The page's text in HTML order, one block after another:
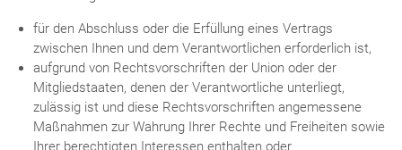
für den Abschluss oder die Erfüllung eines Vertrags
zwischen Ihnen und dem Verantwortlichen erforderlich ist,
aufgrund von Rechtsvorschriften der Union oder der
Mitgliedstaaten, denen der Verantwortliche unterliegt,
zulässig ist und diese Rechtsvorschriften angemessene
Maßnahmen zur Wahrung Ihrer Rechte und Freiheiten sowie
Ihrer berechtigten Interessen enthalten oder